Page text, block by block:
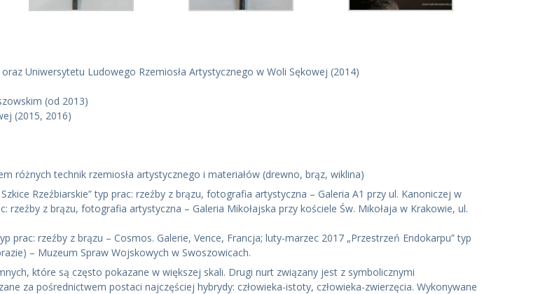
Uniwersytetu Ludowego Rzemiosła Artystycznego w Woli Sękowej (2014)
(od 2013)
(2015, 2016)
różnych technik rzemiosła artystycznego i materiałów (drewno, brąz, wiklina)
Rzeźbiarskie” typ prac: rzeźby z brązu, fotografia artystyczna – Galeria A1 przy ul. Kanoniczej w
rzeźby z brązu, fotografia artystyczna – Galeria Mikołajska przy kościele Św. Mikołaja w Krakowie, ul.
prac: rzeźby z brązu – Cosmos. Galerie, Vence, Francja; luty-marzec 2017 „Przestrzeń Endokarpu” typ
– Muzeum Spraw Wojskowych w Swoszowicach.
które są często pokazane w większej skali. Drugi nurt związany jest z symbolicznymi
za pośrednictwem postaci najczęściej hybrydy: człowieka-istoty, człowieka-zwierzęcia. Wykonywane